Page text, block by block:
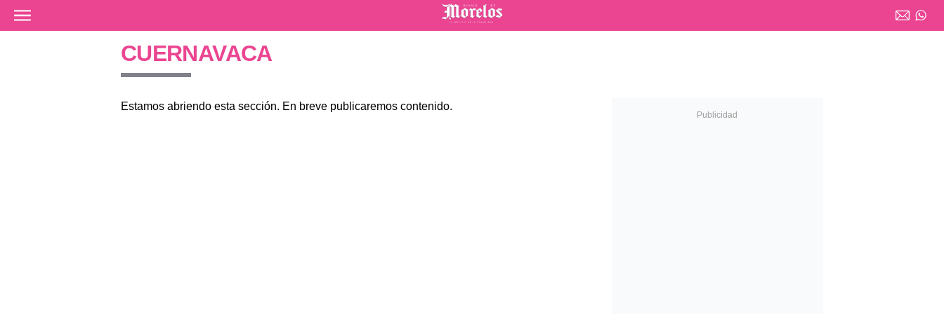
Ir al contenido principal
Diario de Morelos
CUERNAVACA
Estamos abriendo esta sección. En breve publicaremos contenido.